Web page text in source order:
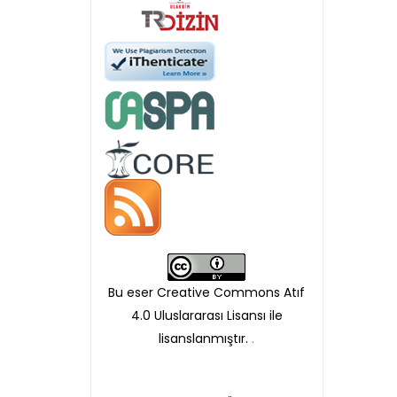
Öndenetimden geçen
makaleler için, 100 Avro
Makale İşletim Ücreti (APC)
alınmaktadır.
Hakem sürecine alınacak
makaleler için yazarlara
APC ödeme bilgi mesajı
iletilmektedir.
Bu eser Creative Commons Atıf
4.0 Uluslararası Lisansı ile
lisanslanmıştır. .